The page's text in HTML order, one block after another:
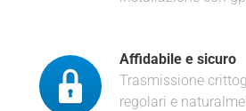
Affidabile e sicuro
Trasmissione
regolari e